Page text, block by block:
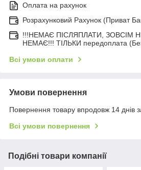
Оплата на рахунок
Розрахунковий Рахунок (Приват
!!!НЕМАЄ ПІСЛЯПЛАТИ, ЗОВСІМ
НЕМАЄ!!! ТІЛЬКИ передоплата
Всі умови оплати
Умови повернення
Повернення товару впродовж 14 днів
Всі умови повернення
Подібні товари компанії